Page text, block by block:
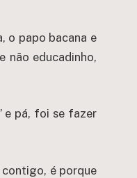
o papo bacana e
não educadinho,
e pá, foi se fazer
é porque